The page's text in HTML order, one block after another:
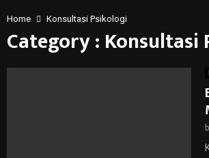
Home Konsultasi Psikologi
Category : Konsultasi